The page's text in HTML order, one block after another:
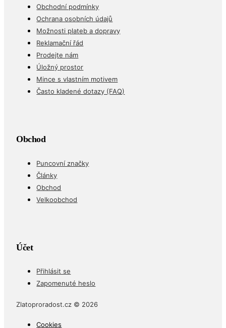
Obchodní podmínky
Ochrana osobních údajů
Možnosti plateb a dopravy
Reklamační řád
Prodejte nám
Úložný prostor
Mince s vlastním motivem
Často kladené dotazy (FAQ)
Obchod
Puncovní značky
Články
Obchod
Velkoobchod
Účet
Přihlásit se
Zapomenuté heslo
Zlatoproradost.cz © 2026
Cookies